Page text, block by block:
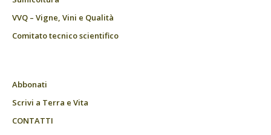
VVQ – Vigne, Vini e Qualità
Comitato tecnico scientifico
Abbonati
Scrivi a Terra e Vita
CONTATTI